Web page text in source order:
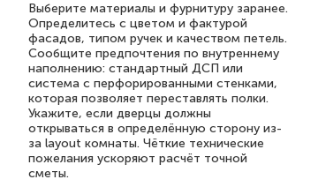
Выберите материалы и фурнитуру заранее.
Определитесь с цветом и фактурой
фасадов, типом ручек и качеством петель.
Сообщите предпочтения по внутреннему
наполнению: стандартный ДСП или
система с перфорированными стенками,
которая позволяет переставлять полки.
Укажите, если дверцы должны
открываться в определённую сторону из-
за layout комнаты. Чёткие технические
пожелания ускоряют расчёт точной
сметы.